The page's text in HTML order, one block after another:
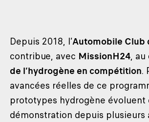
Depuis 2018, l’Automobile Club
contribue, avec MissionH24, au
de l’hydrogène en compétition.
avancées réelles de ce
prototypes hydrogène évoluent
démonstration depuis plusieurs